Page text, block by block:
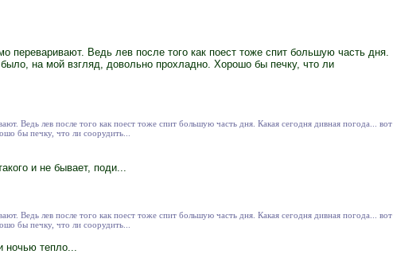
переваривают. Ведь лев после того как поест тоже спит большую часть дня.
на мой взгляд, довольно прохладно. Хорошо бы печку, что ли
Ведь лев после того как поест тоже спит большую часть дня. Какая сегодня дивная погода... вот
бы печку, что ли соорудить...
и не бывает, поди...
Ведь лев после того как поест тоже спит большую часть дня. Какая сегодня дивная погода... вот
бы печку, что ли соорудить...
тепло...